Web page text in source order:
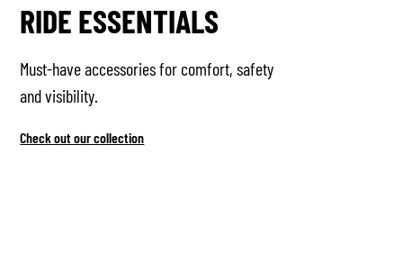
RIDE ESSENTIALS
Must-have accessories for comfort, safety
and visibility.
Check out our collection